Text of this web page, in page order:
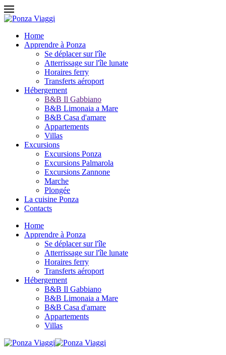
Home
Apprendre à Ponza
Se déplacer sur l'île
Atterrissage sur l'île lunate
Horaires ferry
Transferts aéroport
Hébergement
B&B Il Gabbiano
B&B Limonaia a Mare
B&B Casa d'amare
Appartements
Villas
Excursions
Excursions Ponza
Excursions Palmarola
Excursions Zannone
Marche
Plongée
La cuisine Ponza
Contacts
Home
Apprendre à Ponza
Se déplacer sur l'île
Atterrissage sur l'île lunate
Horaires ferry
Transferts aéroport
Hébergement
B&B Il Gabbiano
B&B Limonaia a Mare
B&B Casa d'amare
Appartements
Villas